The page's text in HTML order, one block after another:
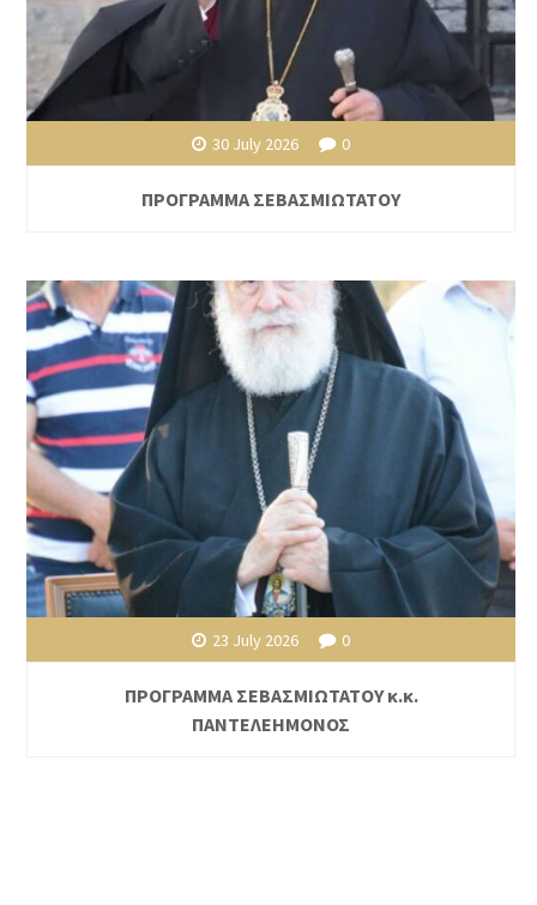
30 July 2026 0
ΠΡΟΓΡΑΜΜΑ ΣΕΒΑΣΜΙΩΤΑΤΟΥ
23 July 2026 0
ΠΡΟΓΡΑΜΜΑ ΣΕΒΑΣΜΙΩΤΑΤΟΥ κ.κ.
ΠΑΝΤΕΛΕΗΜΟΝΟΣ